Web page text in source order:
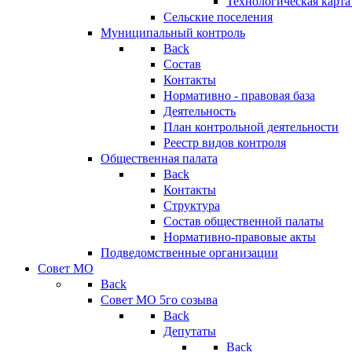
Сельские поселения
Муниципальный контроль
Back
Состав
Контакты
Нормативно - правовая база
Деятельность
План контрольной деятельности
Реестр видов контроля
Общественная палата
Back
Контакты
Структура
Состав общественной палаты
Нормативно-правовые акты
Подведомственные организации
Совет МО
Back
Совет МО 5го созыва
Back
Депутаты
Back